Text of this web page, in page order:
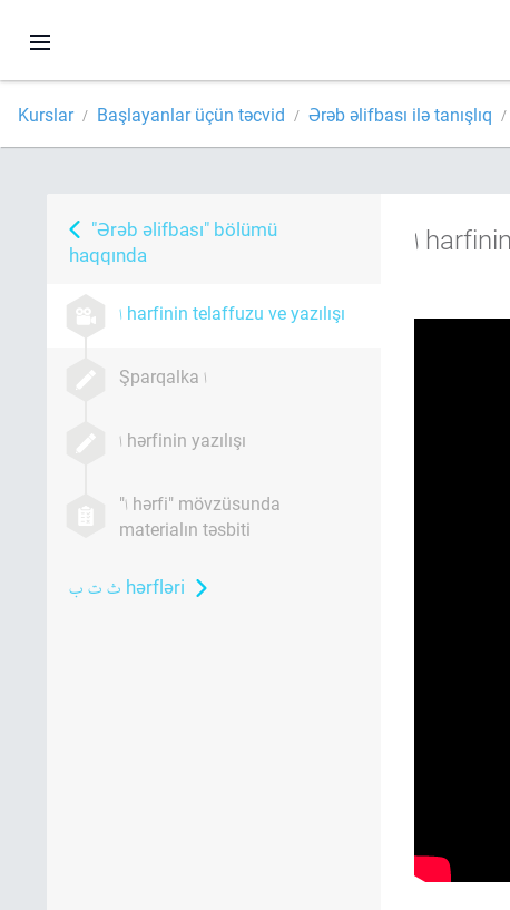
Kurslar Başlayanlar üçün təcvid Ərəb əlifbası ilə tanışlıq
"Ərəb əlifbası" bölümü
haqqında
harfinin telaffuzu ve yazılışı
Şparqalka
hərfinin yazılışı
" hərfi" mövzüsunda
materialın təsbiti
hərfləri